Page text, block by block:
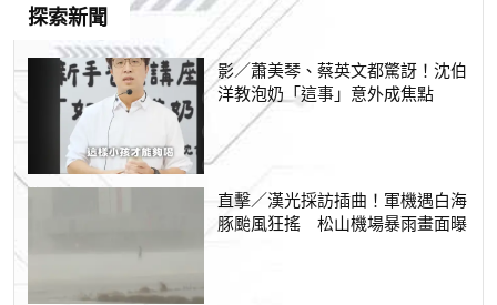
探索新聞
影／蕭美琴、蔡英文都驚訝！沈伯
洋教泡奶「這事」意外成焦點
直擊／漢光採訪插曲！軍機遇白海
豚颱風狂搖 松山機場暴雨畫面曝